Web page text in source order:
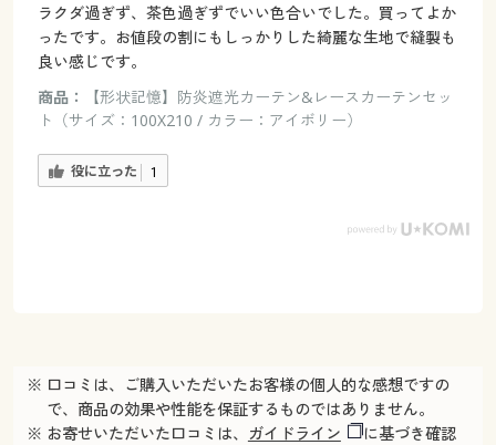
ラクダ過ぎず、茶色過ぎずでいい色合いでした。買ってよか
ったです。お値段の割にもしっかりした綺麗な生地で縫製も
良い感じです。
商品：
【形状記憶】防炎遮光カーテン&レースカーテンセッ
ト（サイズ：100X210 / カラー：アイボリー）
役に立った 1
※ 口コミは、ご購入いただいたお客様の個人的な感想ですの
で、商品の効果や性能を保証するものではありません。
※ お寄せいただいた口コミは、
ガイドライン
に基づき確認